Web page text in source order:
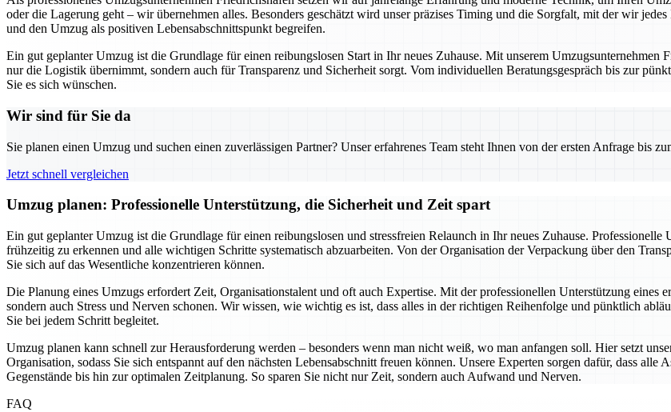
oder die Lagerung geht – wir übernehmen alles. Besonders geschätzt wird unser präzises Timing und die Sorgfalt, mit der wir
und den Umzug als positiven Lebensabschnittspunkt begreifen.
Ein gut geplanter Umzug ist die Grundlage für einen reibungslosen Start in Ihr neues Zuhause. Mit unserem Umzugsunternehmen
nur die Logistik übernimmt, sondern auch für Transparenz und Sicherheit sorgt. Vom individuellen Beratungsgespräch bis zur
Sie es sich wünschen.
Wir sind für Sie da
Sie planen einen Umzug und suchen einen zuverlässigen Partner? Unser erfahrenes Team steht Ihnen von der ersten Anfrage bis
Jetzt schnell vergleichen
Umzug planen: Professionelle Unterstützung, die Sicherheit und Zeit spart
Ein gut geplanter Umzug ist die Grundlage für einen reibungslosen und stressfreien Relaunch in Ihr neues Zuhause.
frühzeitig zu erkennen und alle wichtigen Schritte systematisch abzuarbeiten. Von der Organisation der Verpackung über den
Sie sich auf das Wesentliche konzentrieren können.
Die Planung eines Umzugs erfordert Zeit, Organisationstalent und oft auch Expertise. Mit der professionellen Unterstützung eines
sondern auch Stress und Nerven schonen. Wir wissen, wie wichtig es ist, dass alles in der richtigen Reihenfolge und pünktlich
Sie bei jedem Schritt begleitet.
Umzug planen kann schnell zur Herausforderung werden – besonders wenn man nicht weiß, wo man anfangen soll. Hier setzt
Organisation, sodass Sie sich entspannt auf den nächsten Lebensabschnitt freuen können. Unsere Experten sorgen dafür, dass
Gegenstände bis hin zur optimalen Zeitplanung. So sparen Sie nicht nur Zeit, sondern auch Aufwand und Nerven.
FAQ